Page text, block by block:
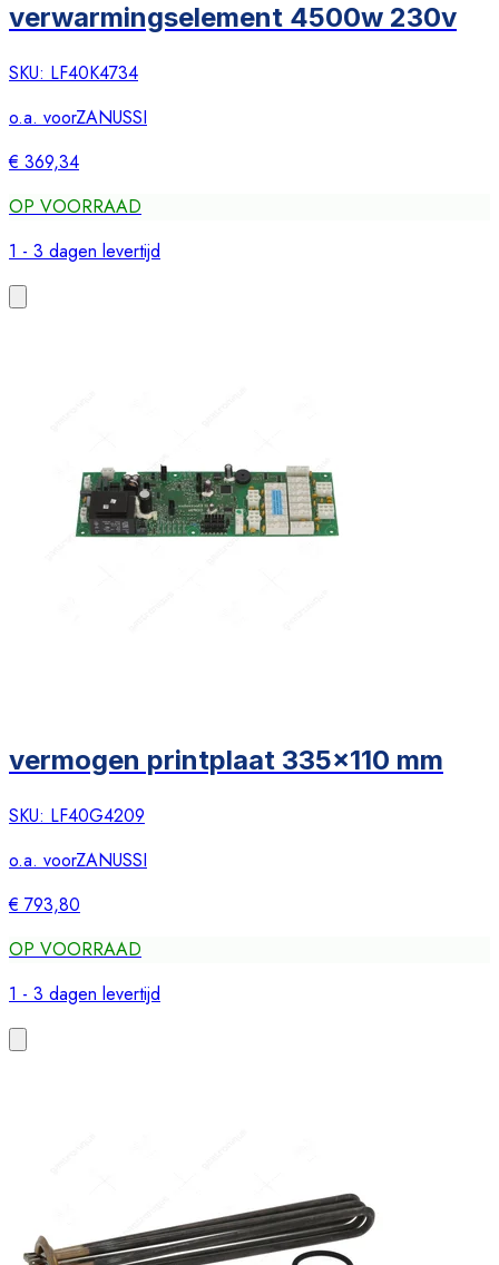
verwarmingselement 4500w 230v
SKU: LF40K4734
o.a. voorZANUSSI
€ 369,34
OP VOORRAAD
1 - 3 dagen levertijd
vermogen printplaat 335x110 mm
SKU: LF40G4209
o.a. voorZANUSSI
€ 793,80
OP VOORRAAD
1 - 3 dagen levertijd